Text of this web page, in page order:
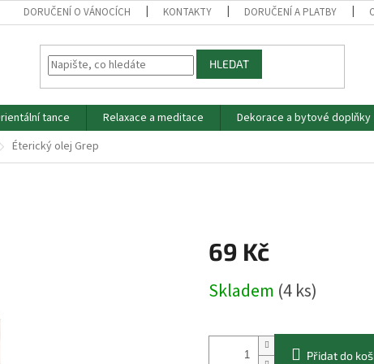
DORUČENÍ O VÁNOCÍCH KONTAKTY DORUČENÍ A PLATBY
HLEDAT
tance Relaxace a meditace Dekorace a bytové doplňky
Éterický olej Grep
69 Kč
cena:
Skladem (4 ks)
Přidat do